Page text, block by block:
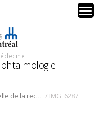
Journée annuelle de la recherche en ophtalmologie de l’Université de Montréal / IMG_6287